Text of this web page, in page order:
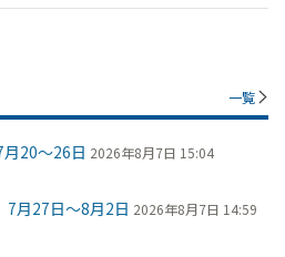
一覧
20～26日 2026年8月7日 15:04
27日～8月2日 2026年8月7日 14:59